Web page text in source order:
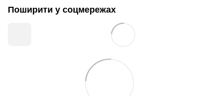
Поширити у соцмережах